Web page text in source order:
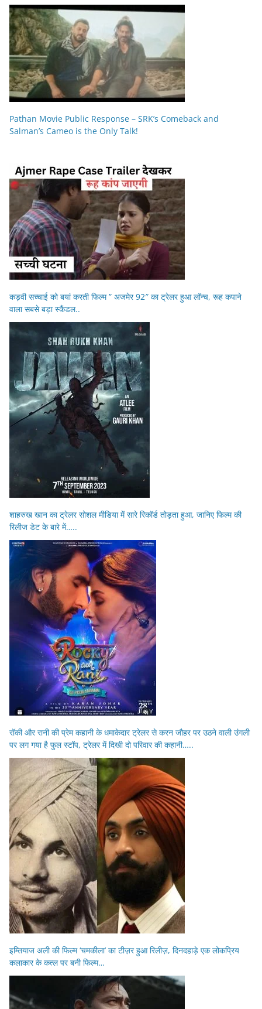
Pathan Movie Public Response – SRK’s Comeback and
Salman’s Cameo is the Only Talk!
कड़वी सच्चाई को बयां करती फिल्म ” अजमेर 92″ का ट्रेलर हुआ लॉन्च, रूह कपाने
वाला सबसे बड़ा स्कैंडल..
शाहरुख खान का ट्रेलर सोशल मीडिया में सारे रिकॉर्ड तोड़ता हुआ, जानिए फिल्म की
रिलीज डेट के बारे में…..
रॉकी और रानी की प्रेम कहानी के धमाकेदार ट्रेलर से करन जौहर पर उठने वाली उंगली
पर लग गया है फुल स्टॉप, ट्रेलर में दिखी दो परिवार की कहानी…..
इम्तियाज अली की फिल्म ‘चमकीला’ का टीज़र हुआ रिलीज़, दिनदहाड़े एक लोकप्रिय
कलाकार के कत्ल पर बनी फिल्म…